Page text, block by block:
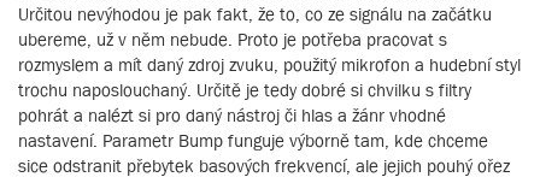
Určitou nevýhodou je pak fakt, že to, co ze signálu na začátku
ubereme, už v něm nebude. Proto je potřeba pracovat s
rozmyslem a mít daný zdroj zvuku, použitý mikrofon a hudební styl
trochu naposlouchaný. Určitě je tedy dobré si chvilku s filtry
pohrát a nalézt si pro daný nástroj či hlas a žánr vhodné
nastavení. Parametr Bump funguje výborně tam, kde chceme
sice odstranit přebytek basových frekvencí, ale jejich pouhý ořez